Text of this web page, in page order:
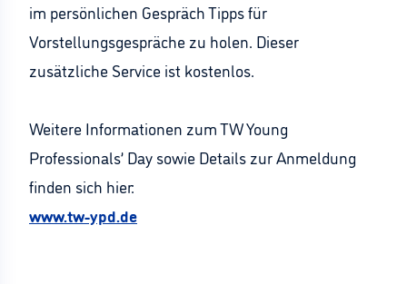
im persönlichen Gespräch Tipps für
Vorstellungsgespräche zu holen. Dieser
zusätzliche Service ist kostenlos.
Weitere Informationen zum TW Young
Professionals’ Day sowie Details zur Anmeldung
finden sich hier:
www.tw-ypd.de